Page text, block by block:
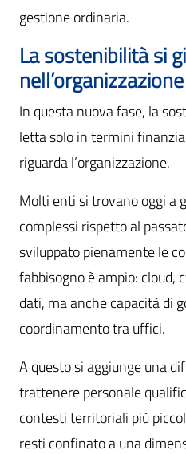
gestione ordinaria.
La sostenibilità si
nell’organizzazione
In questa nuova fase, la
letta solo in termini
riguarda l’organizzazione.
Molti enti si trovano oggi a
complessi rispetto al
sviluppato pienamente le
fabbisogno è ampio: cloud,
dati, ma anche capacità di
coordinamento tra uffici.
A questo si aggiunge una
trattenere personale
contesti territoriali più
resti confinato a una